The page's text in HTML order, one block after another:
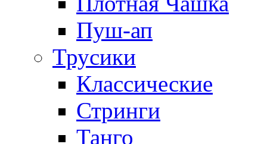
Пуш-ап
Трусики
Классические
Стринги
Танго